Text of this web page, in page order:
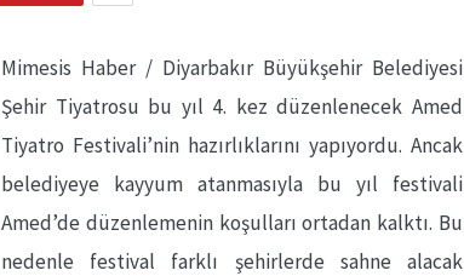
Mimesis Haber / Diyarbakır Büyükşehir Belediyesi
Şehir Tiyatrosu bu yıl 4. kez düzenlenecek Amed
Tiyatro Festivali’nin hazırlıklarını yapıyordu. Ancak
belediyeye kayyum atanmasıyla bu yıl festivali
Amed’de düzenlemenin koşulları ortadan kalktı. Bu
nedenle festival farklı şehirlerde sahne alacak